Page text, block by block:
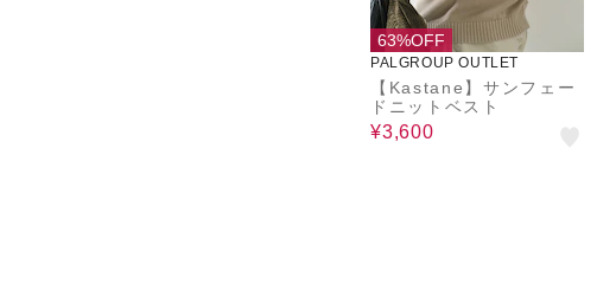
63%OFF
PALGROUP OUTLET
【Kastane】サンフェー
ドニットベスト
¥3,600